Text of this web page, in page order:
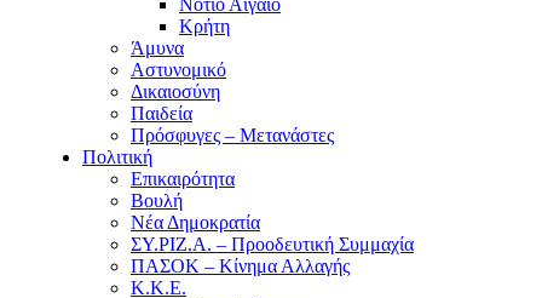
Νότιο Αιγαίο
Κρήτη
Άμυνα
Αστυνομικό
Δικαιοσύνη
Παιδεία
Πρόσφυγες – Μετανάστες
Πολιτική
Επικαιρότητα
Βουλή
Νέα Δημοκρατία
ΣΥ.ΡΙΖ.Α. – Προοδευτική Συμμαχία
ΠΑΣΟΚ – Κίνημα Αλλαγής
Κ.Κ.Ε.